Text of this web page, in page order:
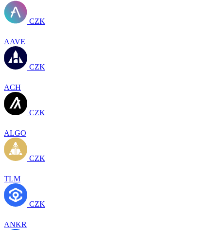
CZK
AAVE
CZK
ACH
CZK
ALGO
CZK
TLM
CZK
ANKR